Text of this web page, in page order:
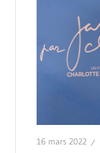
16 mars 2022